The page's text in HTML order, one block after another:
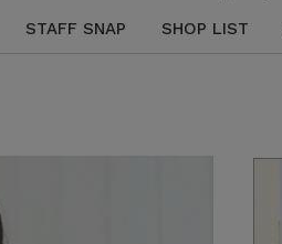
STAFF SNAP SHOP LIST